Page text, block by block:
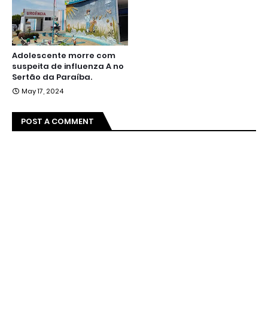
Adolescente morre com
suspeita de influenza A no
Sertão da Paraíba.
May 17, 2024
POST A COMMENT